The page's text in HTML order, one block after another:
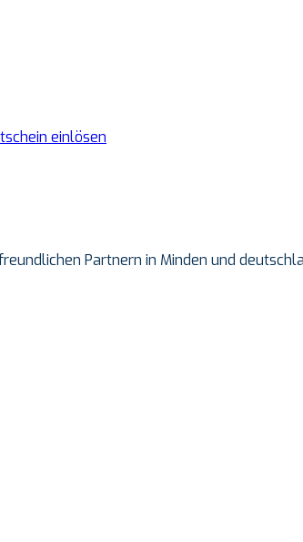
einlösen
Partnern in Minden und